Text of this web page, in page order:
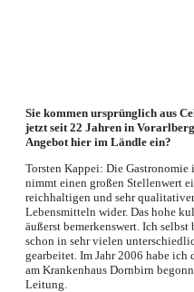
Sie kommen ursprünglich aus
jetzt seit 22 Jahren in
Angebot hier im Ländle ein?
Torsten Kappei: Die
nimmt einen großen Stellenwert
reichhaltigen und sehr
Lebensmitteln wider. Das hohe
äußerst bemerkenswert. Ich
schon in sehr vielen
gearbeitet. Im Jahr 2006 habe
am Krankenhaus Dornbirn
Leitung.